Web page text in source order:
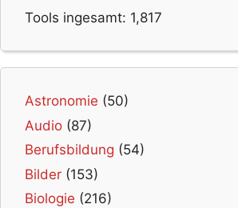
Tools ingesamt: 1,817
Astronomie (50)
Audio (87)
Berufsbildung (54)
Bilder (153)
Biologie (216)